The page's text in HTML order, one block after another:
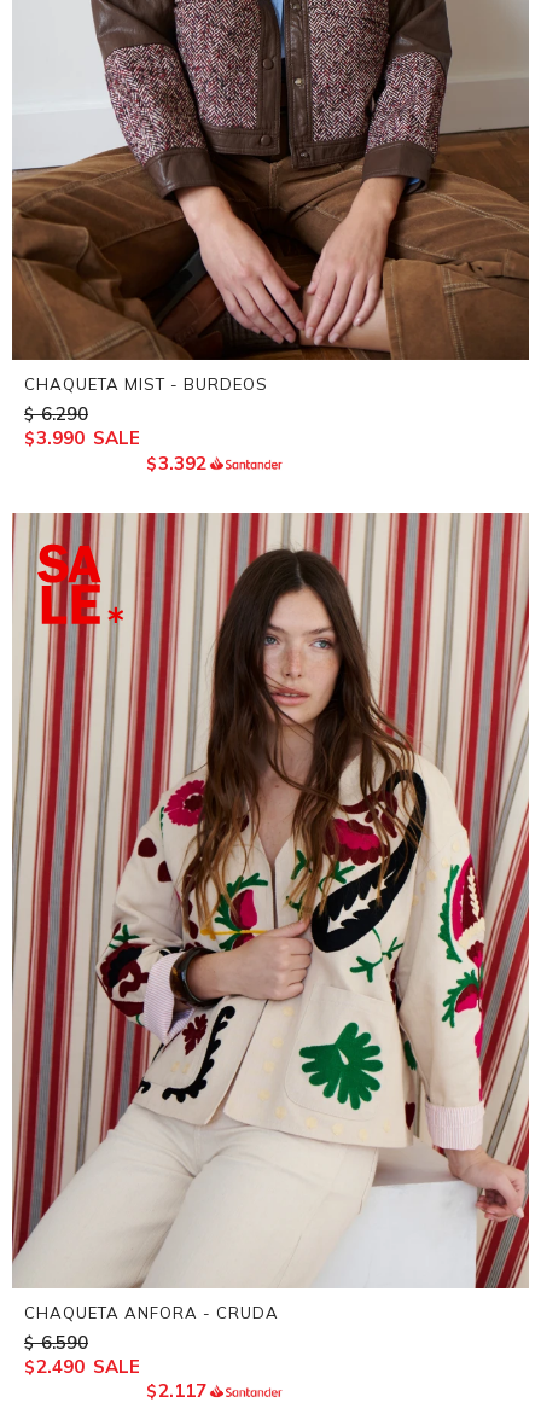
CHAQUETA MIST - BURDEOS
$ 6.290
$3.990
$3.392
CHAQUETA ANFORA - CRUDA
$ 6.590
$2.490
$2.117